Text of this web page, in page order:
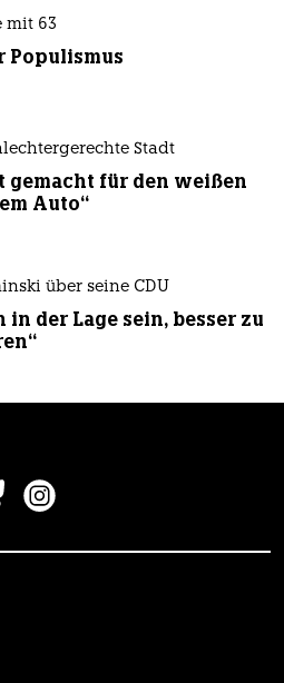
mit 63
Populismus
Stadt
gemacht für den weißen
Auto“
über seine CDU
in der Lage sein, besser zu